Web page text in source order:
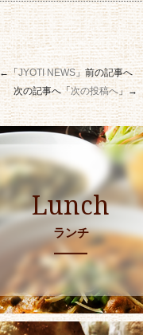
←「JYOTI NEWS」前の記事へ
次の記事へ「次の投稿へ」→
Lunch
ランチ